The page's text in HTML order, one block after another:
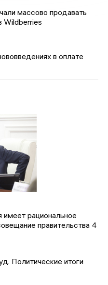
массово продавать
Wildberries
в оплате
имеет рациональное
правительства 4
Политические итоги